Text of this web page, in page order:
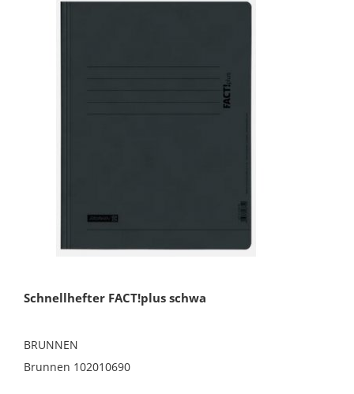
Schnellhefter FACT!plus schwa
BRUNNEN
Brunnen 102010690